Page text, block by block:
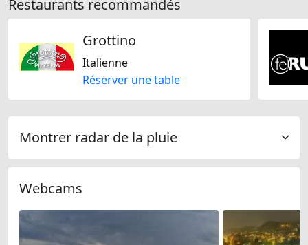
Restaurants recommandés
Grottino
Italienne
Réserver une table
Montrer radar de la pluie
Webcams